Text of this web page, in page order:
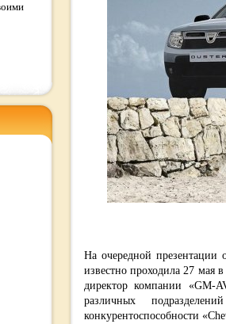
На очередной презентации
известно проходила 27 мая
директор компании «GM-
различных
конкурентоспособности